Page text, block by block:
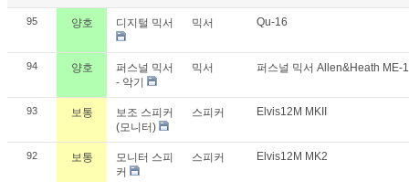
95 양호 디지털 믹서 믹서 Qu-16
94 양호
퍼스널 믹서
- 악기
믹서 퍼스널 믹서 Allen&Heath ME-
93 보통
보조 스피커
(모니터)
스피커 Elvis12M MKII
92 보통
모니터 스피
커
스피커 Elvis12M MK2